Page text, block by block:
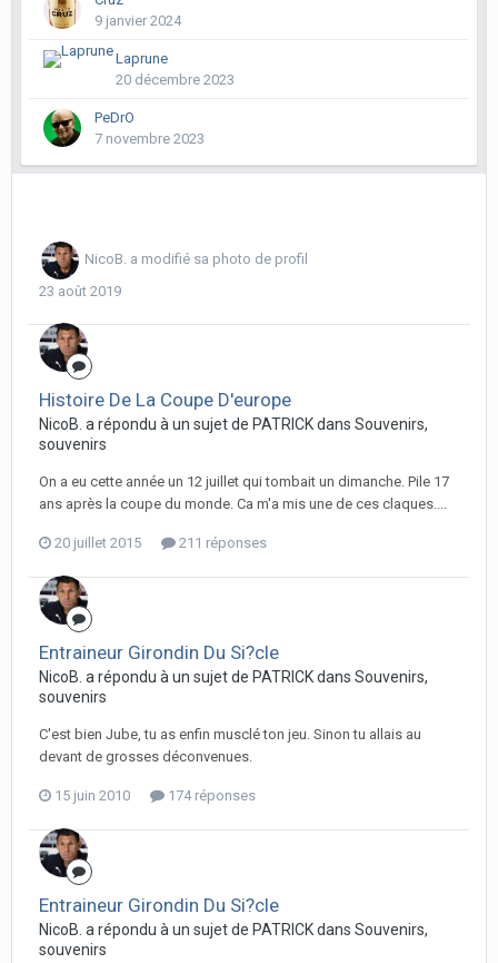
9 janvier 2024
Laprune
20 décembre 2023
PeDrO
7 novembre 2023
NicoB. a modifié sa photo de profil
23 août 2019
Histoire De La Coupe D'europe
NicoB. a répondu à un sujet de PATRICK dans Souvenirs,
souvenirs
On a eu cette année un 12 juillet qui tombait un dimanche. Pile 17
ans après la coupe du monde. Ca m'a mis une de ces claques....
20 juillet 2015 211 réponses
Entraineur Girondin Du Si?cle
NicoB. a répondu à un sujet de PATRICK dans Souvenirs,
souvenirs
C'est bien Jube, tu as enfin musclé ton jeu. Sinon tu allais au
devant de grosses déconvenues.
15 juin 2010 174 réponses
Entraineur Girondin Du Si?cle
NicoB. a répondu à un sujet de PATRICK dans Souvenirs,
souvenirs